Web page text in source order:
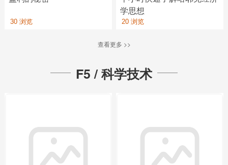
30 浏览
学思想
20 浏览
查看更多 >>
F5 / 科学技术